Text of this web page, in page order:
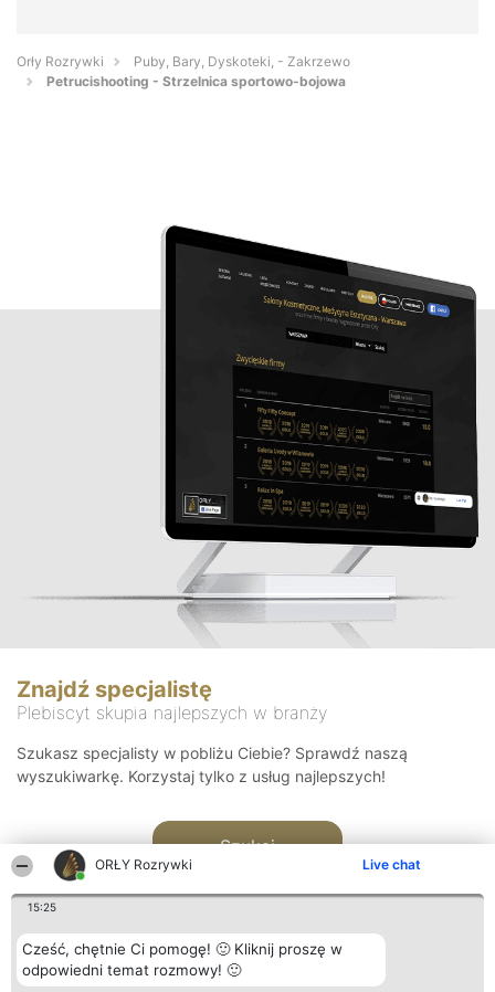
ORŁY Rozrywki Live chat
15:25
Cześć, chętnie Ci pomogę! 🙂 Kliknij proszę w
odpowiedni temat rozmowy! 🙂
Orły Rozrywki
Puby, Bary, Dyskoteki, - Zakrzewo
Petrucishooting - Strzelnica sportowo-bojowa
Znajdź specjalistę
Plebiscyt skupia najlepszych w branży
Szukasz specjalisty w pobliżu Ciebie? Sprawdź naszą
wyszukiwarkę. Korzystaj tylko z usług najlepszych!
Szukaj